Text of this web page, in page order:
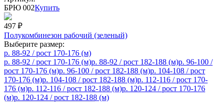
БРЮ 002Купить
497 ₽
Полукомбинезон рабочий (зеленый)
Выберите размер:
р. 88-92 / рост 170-176 (м)
р. 88-92 / рост 170-176 (м)р. 88-92 / рост 182-188 (м)р. 96-100 /
рост 170-176 (м)р. 96-100 / рост 182-188 (м)р. 104-108 / рост
170-176 (м)р. 104-108 / рост 182-188 (м)р. 112-116 / рост 170-
176 (м)р. 112-116 / рост 182-188 (м)р. 120-124 / рост 170-176
(м)р. 120-124 / рост 182-188 (м)